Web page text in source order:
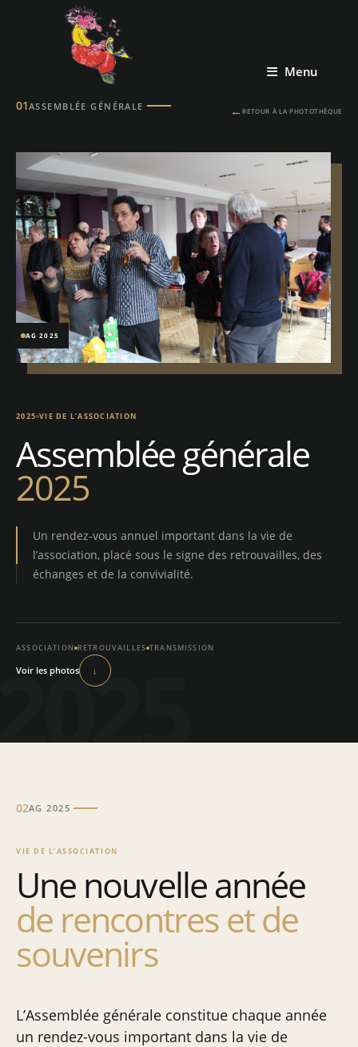
Menu
01ASSEMBLÉE GÉNÉRALE ←RETOUR À LA PHOTOTHÈQUE
AG 2025
2025 VIE DE L’ASSOCIATION
Assemblée générale
2025
Un rendez-vous annuel important dans la vie de
l’association, placé sous le signe des retrouvailles, des
échanges et de la convivialité.
ASSOCIATION RETROUVAILLES TRANSMISSION
Voir les photos ↓
02AG 2025
VIE DE L’ASSOCIATION
Une nouvelle année
de rencontres et de
souvenirs
L’Assemblée générale constitue chaque année
un rendez-vous important dans la vie de